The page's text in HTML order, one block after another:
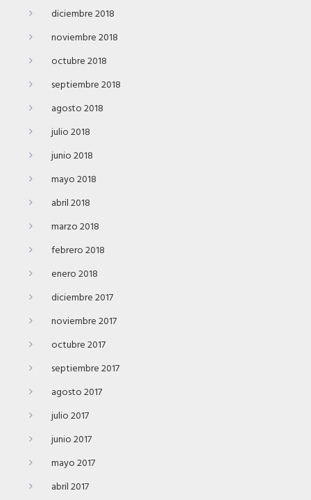
diciembre 2018
noviembre 2018
octubre 2018
septiembre 2018
agosto 2018
julio 2018
junio 2018
mayo 2018
abril 2018
marzo 2018
febrero 2018
enero 2018
diciembre 2017
noviembre 2017
octubre 2017
septiembre 2017
agosto 2017
julio 2017
junio 2017
mayo 2017
abril 2017